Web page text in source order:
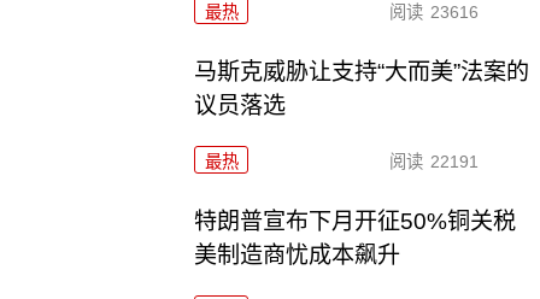
最热 阅读 23616
马斯克威胁让支持“大而美”法案的
议员落选
最热 阅读 22191
特朗普宣布下月开征50%铜关税
美制造商忧成本飙升